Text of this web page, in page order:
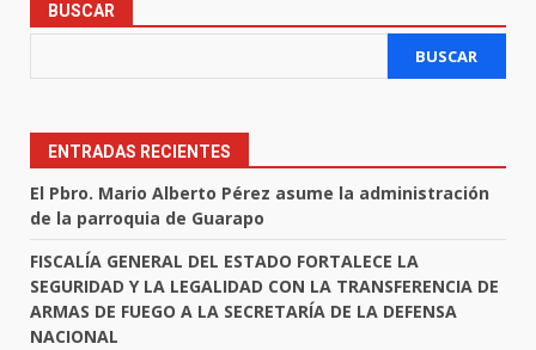
BUSCAR
BUSCAR
ENTRADAS RECIENTES
El Pbro. Mario Alberto Pérez asume la administración
de la parroquia de Guarapo
FISCALÍA GENERAL DEL ESTADO FORTALECE LA
SEGURIDAD Y LA LEGALIDAD CON LA TRANSFERENCIA DE
ARMAS DE FUEGO A LA SECRETARÍA DE LA DEFENSA
NACIONAL